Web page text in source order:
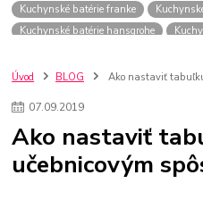
Kuchynské batérie franke
Kuchynské batérie hansgrohe
kuchynské batérie sagittarius
kuchynské drezy sety
kúpelňové batérie
vodovodné batérie
bidetové batérie
vaňové batérie
vodovodné batérie blanco
Úvod BLOG Ako nastaviť
07.09.2019
Ako nastaviť
učebnicovým